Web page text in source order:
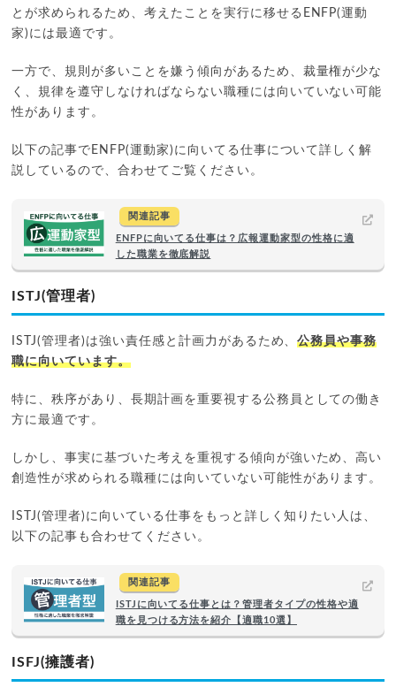
とが求められるため、考えたことを実行に移せるENFP(運動
家)には最適です。
一方で、規則が多いことを嫌う傾向があるため、裁量権が少な
く、規律を遵守しなければならない職種には向いていない可能
性があります。
以下の記事でENFP(運動家)に向いてる仕事について詳しく解
説しているので、合わせてご覧ください。
関連記事
ENFPに向いてる仕事は？広報運動家型の性格に適
した職業を徹底解説
ISTJ(管理者)
ISTJ(管理者)は強い責任感と計画力があるため、公務員や事務
職に向いています。
特に、秩序があり、長期計画を重要視する公務員としての働き
方に最適です。
しかし、事実に基づいた考えを重視する傾向が強いため、高い
創造性が求められる職種には向いていない可能性があります。
ISTJ(管理者)に向いている仕事をもっと詳しく知りたい人は、
以下の記事も合わせてください。
関連記事
ISTJに向いてる仕事とは？管理者タイプの性格や適
職を見つける方法を紹介【適職10選】
ISFJ(擁護者)